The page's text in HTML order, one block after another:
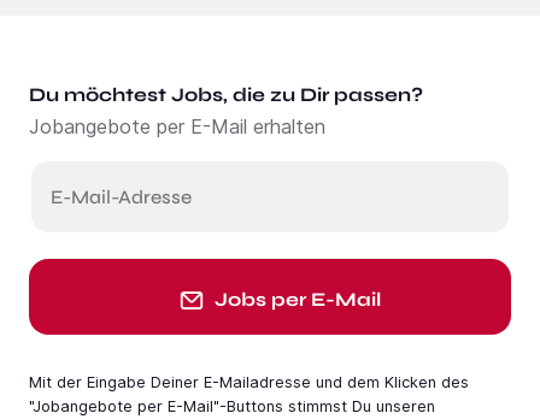
Du möchtest Jobs, die zu Dir passen?
Jobangebote per E-Mail erhalten
E-Mail-Adresse
Jobs per E-Mail
Mit der Eingabe Deiner E-Mail­adresse und dem Klicken des
"Jobangebote per E-Mail"-Buttons stimmst Du unseren